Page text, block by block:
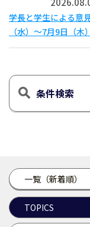
一覧（新着順）
TOPICS
学長と学生による意
（水）～7月9日（木
条件検索